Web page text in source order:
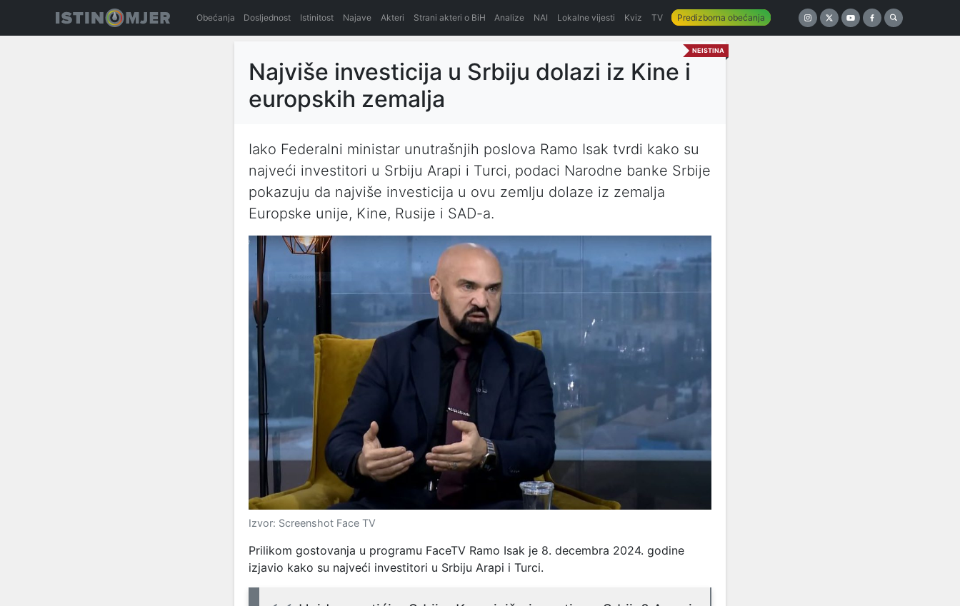
Obećanja Dosljednost Istinitost Najave Akteri Strani akteri o BiH Analize NAI Lokalne vijesti Kviz TV Predizborna obećanja
NEISTINA
Najviše investicija u Srbiju dolazi iz Kine i
europskih zemalja
Iako Federalni ministar unutrašnjih poslova Ramo Isak tvrdi kako su
najveći investitori u Srbiju Arapi i Turci, podaci Narodne banke Srbije
pokazuju da najviše investicija u ovu zemlju dolaze iz zemalja
Europske unije, Kine, Rusije i SAD-a.
Izvor: Screenshot Face TV
Prilikom gostovanja u programu FaceTV Ramo Isak je 8. decembra 2024. godine
izjavio kako su najveći investitori u Srbiju Arapi i Turci.